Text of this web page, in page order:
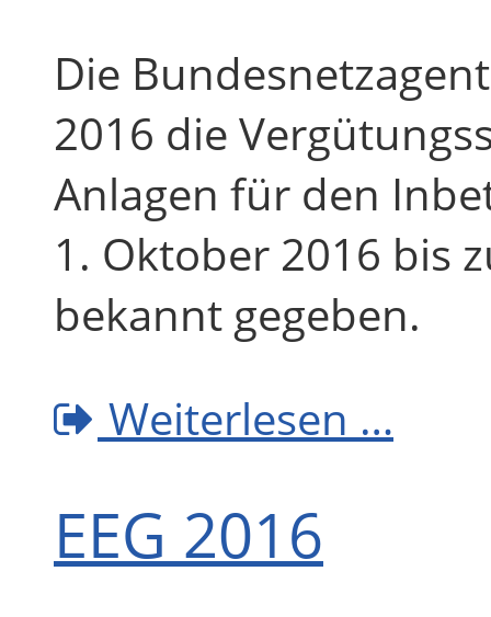
Die
2016 die
Anlagen für den
1. Oktober 2016 bis
bekannt gegeben.
Weiterlesen …
EEG 2016